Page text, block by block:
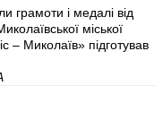
грамоти і медалі від
міської
– Миколаїв» підготував